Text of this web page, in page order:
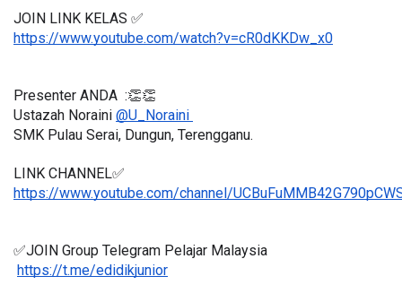
JOIN LINK KELAS ✅
https://www.youtube.com/watch?v=cR0dKKDw_x0
Presenter ANDA  :👏👏
Ustazah Noraini @U_Noraini
SMK Pulau Serai, Dungun, Terengganu.
LINK CHANNEL✅
https://www.youtube.com/channel/
✅JOIN Group Telegram Pelajar Malaysia
https://t.me/edidikjunior